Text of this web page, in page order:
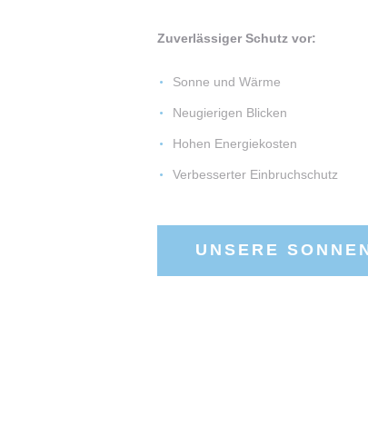
Zuverlässiger Schutz vor:
Sonne und Wärme
Neugierigen Blicken
Hohen Energiekosten
Verbesserter Einbruchschutz
UNSERE